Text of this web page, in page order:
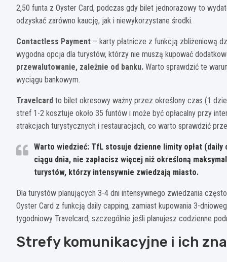
2,50 funta z Oyster Card, podczas gdy bilet jednorazowy to
odzyskać zarówno kaucję, jak i niewykorzystane środki.
Contactless Payment – karty płatnicze z funkcją zbliżeniową
wygodna opcja dla turystów, którzy nie muszą kupować
przewalutowanie, zależnie od banku. Warto sprawdzić te
wyciągu bankowym.
Travelcard to bilet okresowy ważny przez określony czas (1
stref 1-2 kosztuje około 35 funtów i może być opłacalny przy
atrakcjach turystycznych i restauracjach, co warto sprawdzić
Warto wiedzieć: TfL stosuje dzienne limity opłat
ciągu dnia, nie zapłacisz więcej niż określoną
turystów, którzy intensywnie zwiedzają miasto.
Dla turystów planujących 3-4 dni intensywnego zwiedzania
Oyster Card z funkcją daily capping, zamiast kupowania 3-
tygodniowy Travelcard, szczególnie jeśli planujesz codzienne
Strefy komunikacyjne i ich